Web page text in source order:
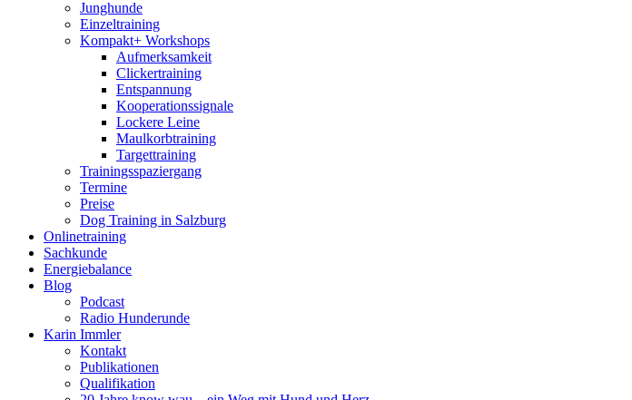
Junghunde
Einzeltraining
Kompakt+ Workshops
Aufmerksamkeit
Clickertraining
Entspannung
Kooperationssignale
Lockere Leine
Maulkorbtraining
Targettraining
Trainingsspaziergang
Termine
Preise
Dog Training in Salzburg
Onlinetraining
Sachkunde
Energiebalance
Blog
Podcast
Radio Hunderunde
Karin Immler
Kontakt
Publikationen
Qualifikation